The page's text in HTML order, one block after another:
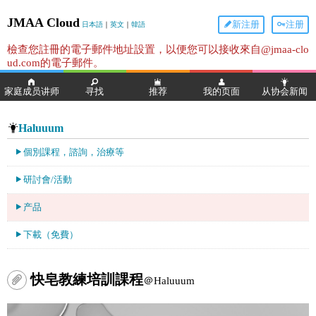
JMAA Cloud 日本語 ｜ 英文 ｜ 韓語 注册
新注册
檢查您註冊的電子郵件地址設置，以便您可以接收來自@jmaa-clo
ud.com的電子郵件。
家庭成员讲师 寻找 推荐 我的页面 从协会新闻
Haluuum
個別課程，諮詢，治療等
研討會/活動
产品
下載（免費）
快皂教練培訓課程＠Haluuum